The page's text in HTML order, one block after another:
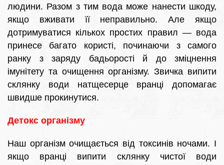
людини. Разом з тим вода може нанести шкоду,
якщо вживати її неправильно. Але якщо
дотримуватися кількох простих правил — вода
принесе багато користі, починаючи з самого
ранку з заряду бадьорості й до зміцнення
імунітету та очищення організму. Звичка випити
склянку води натщесерце вранці допомагає
швидше прокинутися.
Детокс організму
Наш організм очищається від токсинів ночами. І
якщо вранці випити склянку чистої води